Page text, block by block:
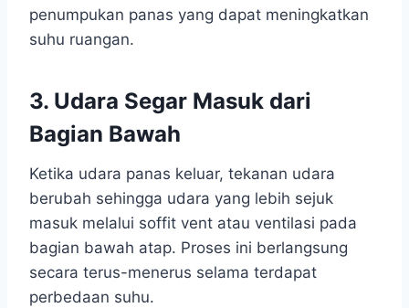
penumpukan panas yang dapat meningkatkan
suhu ruangan.
3. Udara Segar Masuk dari
Bagian Bawah
Ketika udara panas keluar, tekanan udara
berubah sehingga udara yang lebih sejuk
masuk melalui soffit vent atau ventilasi pada
bagian bawah atap. Proses ini berlangsung
secara terus-menerus selama terdapat
perbedaan suhu.